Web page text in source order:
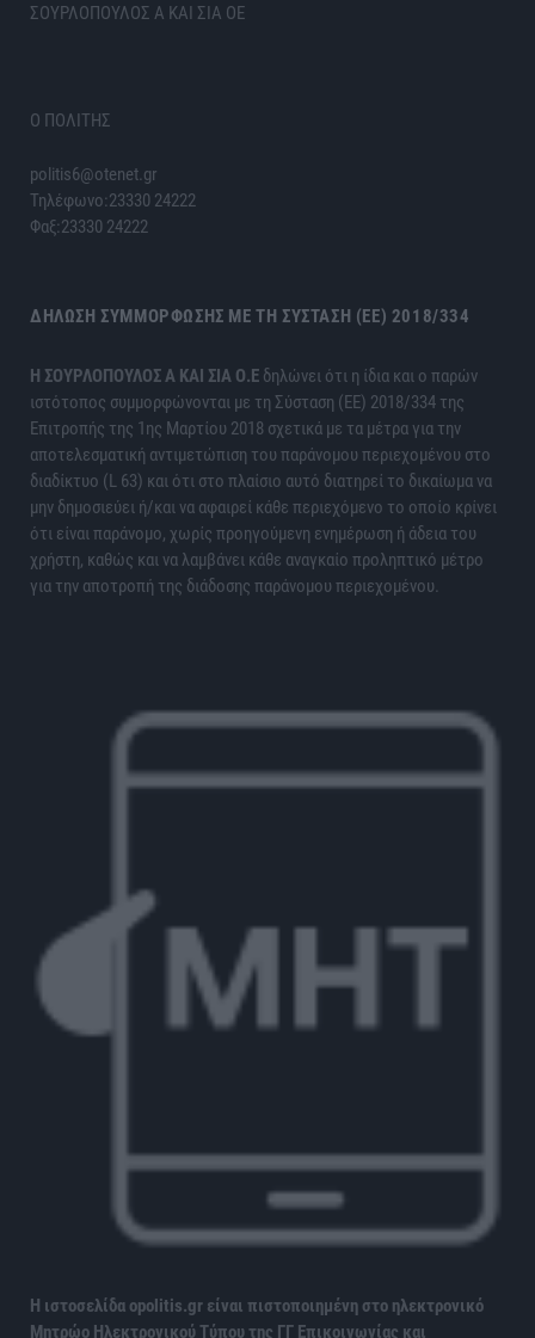
ΣΟΥΡΛΟΠΟΥΛΟΣ Α ΚΑΙ ΣΙΑ ΟΕ
Ο ΠΟΛΙΤΗΣ
politis6@otenet.gr
Τηλέφωνο:23330 24222
Φαξ:23330 24222
ΔΉΛΩΣΗ ΣΥΜΜΌΡΦΩΣΗΣ ΜΕ ΤΗ ΣΎΣΤΑΣΗ (ΕΕ) 2018/334
H ΣΟΥΡΛΟΠΟΥΛΟΣ Α ΚΑΙ ΣΙΑ Ο.Ε δηλώνει ότι η ίδια και ο παρών
ιστότοπος συμμορφώνονται με τη Σύσταση (ΕΕ) 2018/334 της
Επιτροπής της 1ης Μαρτίου 2018 σχετικά με τα μέτρα για την
αποτελεσματική αντιμετώπιση του παράνομου περιεχομένου στο
διαδίκτυο (L 63) και ότι στο πλαίσιο αυτό διατηρεί το δικαίωμα να
μην δημοσιεύει ή/και να αφαιρεί κάθε περιεχόμενο το οποίο κρίνει
ότι είναι παράνομο, χωρίς προηγούμενη ενημέρωση ή άδεια του
χρήστη, καθώς και να λαμβάνει κάθε αναγκαίο προληπτικό μέτρο
για την αποτροπή της διάδοσης παράνομου περιεχομένου.
Η ιστοσελίδα opolitis.gr είναι πιστοποιημένη στο ηλεκτρονικό
Μητρώο Ηλεκτρονικού Τύπου της ΓΓ Επικοινωνίας και